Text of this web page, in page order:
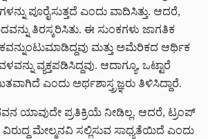
ಪೂರೈಸುತ್ತದೆ ಎಂದು ವಾದಿಸಿತ್ತು. ಆದರೆ,
ತಿರಸ್ಕರಿಸಿತು. ಈ ಸುಂಕಗಳು ಜಾಗತಿಕ
ಮತ್ತು ಅಮೆರಿಕದ ಆರ್ಥಿಕ
ವ್ಯಕ್ತಪಡಿಸಿದ್ದವು. ಆದಾಗ್ಯೂ, ಒಟ್ಟಾರೆ
ಎಂದು ಅರ್ಥಶಾಸ್ತ್ರಜ್ಞರು ತಿಳಿಸಿದ್ದಾರೆ.
ಯಾವುದೇ ಪ್ರತಿಕ್ರಿಯೆ ನೀಡಿಲ್ಲ. ಆದರೆ, ಟ್ರಂಪ್
ಮೇಲ್ಮನವಿ ಸಲ್ಲಿಸುವ ಸಾಧ್ಯತೆಯಿದೆ ಎಂದು